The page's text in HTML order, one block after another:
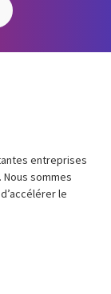
entreprises
sommes
le